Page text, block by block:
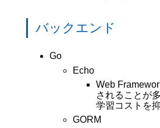
バックエンド
Go
Echo
Web
されることが
学習コストを
GORM